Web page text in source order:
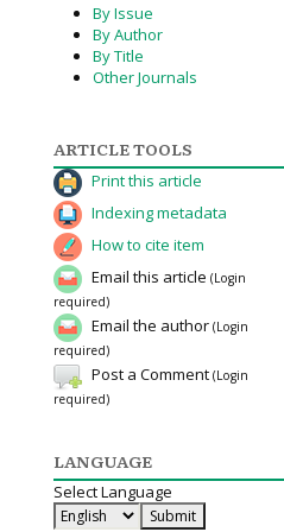
By Issue
By Author
By Title
Other Journals
ARTICLE TOOLS
Print this article
Indexing metadata
How to cite item
Email this article (Login
required)
Email the author (Login
required)
Post a Comment (Login
required)
LANGUAGE
Select Language